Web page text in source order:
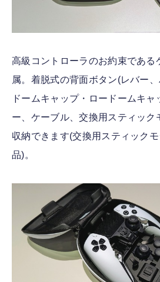
高級コントローラのお約束である
属。着脱式の背面ボタン(レバー
ドームキャップ・ロードームキ
ー、ケーブル、交換用スティック
収納できます(交換用スティック
品)。